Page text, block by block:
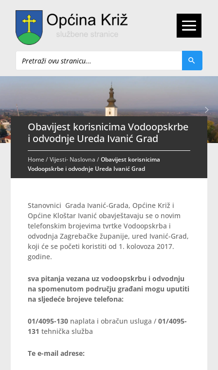
Pretraži
Obavijest korisnicima Vodoopskrbe
i odvodnje Ureda Ivanić Grad
Home/Vijesti- Naslovna /Obavijest korisnicima
Vodoopskrbe i odvodnje Ureda Ivanić Grad
Stanovnici Grada Ivanić-Grada, Općine Križ i
Općine Kloštar Ivanić obavještavaju se o novim
telefonskim brojevima tvrtke Vodoopskrba i
odvodnja Zagrebačke županije, ured Ivanić-Grad,
koji će se početi koristiti od 1. kolovoza 2017.
godine.
sva pitanja vezana uz vodoopskrbu i odvodnju
na spomenutom području građani mogu uputiti
na sljedeće brojeve telefona:
01/4095-130 naplata i obračun usluga /01/4095-
131 tehnička služba
Te e-mail adrese: